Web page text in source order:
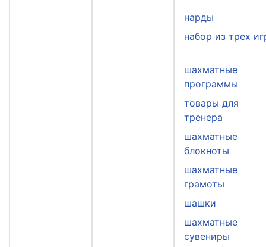
нарды
набор из трех
шахматные
программы
товары для
тренера
шахматные
блокноты
шахматные
грамоты
шашки
шахматные
сувениры